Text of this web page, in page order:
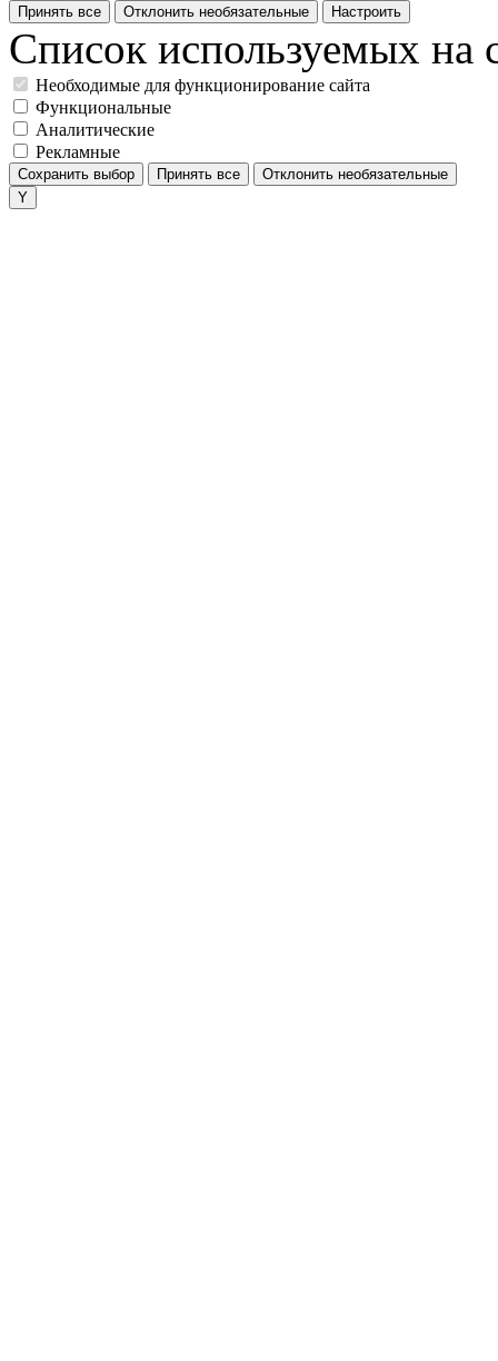
Принять все Отклонить необязательные Настроить
Список используемых на
Необходимые для функционирование сайта
Функциональные
Аналитические
Рекламные
Сохранить выбор Принять все Отклонить необязательные